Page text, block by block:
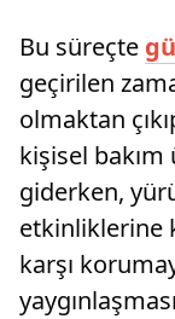
Bu süreçte
geçirilen
olmaktan
kişisel bakım
giderken,
etkinliklerine
karşı